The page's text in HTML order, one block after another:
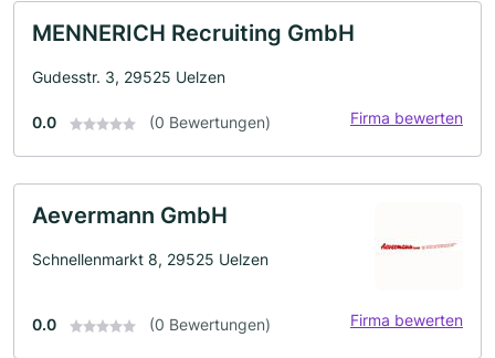
MENNERICH Recruiting GmbH
Gudesstr. 3, 29525 Uelzen
0.0 (0 Bewertungen) Firma bewerten
Aevermann GmbH
Schnellenmarkt 8, 29525 Uelzen
0.0 (0 Bewertungen) Firma bewerten